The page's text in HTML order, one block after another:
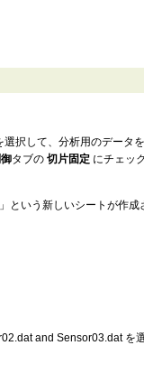
選択して、分析用のデータ
タブの 切片固定 にチェッ
という新しいシートが作成
and Sensor03.dat を